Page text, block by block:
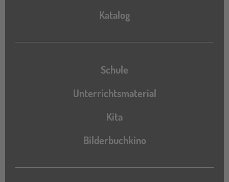
Katalog
Katalog
Schule
Unterrichtsmaterial
Kita
Bilderbuchkino